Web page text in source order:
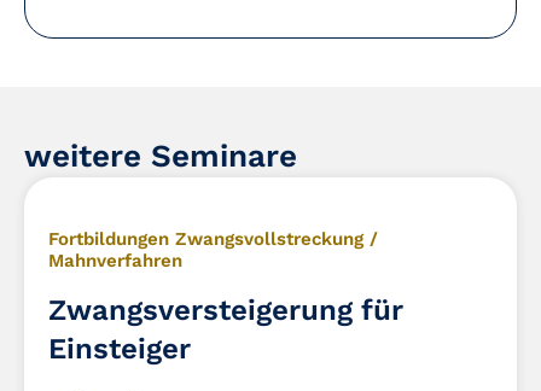
weitere Seminare
Fortbildungen Zwangsvollstreckung /
Mahnverfahren
Zwangsversteigerung für
Einsteiger